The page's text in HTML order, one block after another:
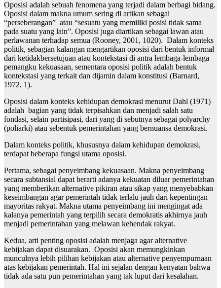
Oposisi adalah sebuah fenomena yang terjadi dalam berbagi bidang.
Oposisi dalam makna umum sering di artikan sebagai
“perseberangan” atau “sesuatu yang memiliki posisi tidak sama
pada suatu yang lain”. Oposisi juga diartikan sebagai lawan atau
perlawanan terhadap semua (Rooney, 2001, 1020). Dalam konteks
politik, sebagian kalangan mengartikan oposisi dari bentuk informal
dari ketidakbersetujuan atau kontekstasi di antra lembaga-lembaga
pemangku kekuasaan, sementara oposisi politik adalah bentuk
kontekstasi yang terkait dan dijamin dalam konstitusi (Barnard,
1972, 1).
Oposisi dalam konteks kehidupan demokrasi menurut Dahl (1971)
adalah bagian yang tidak terpisahkan dan menjadi salah satu
fondasi, selain partisipasi, dari yang di sebutnya sebagai polyarchy
(poliarki) atau sebentuk pemerintahan yang bernuansa demokrasi.
Dalam konteks politik, khususnya dalam kehidupan demokrasi,
terdapat beberapa fungsi utama oposisi.
Pertama, sebagai penyeimbang kekuasaan. Makna penyeimbang
secara subtansial dapat berarti adanya kekuatan diluar pemerintahan
yang memberikan alternative pikiran atau sikap yang menyebabkan
keseimbangan agar pemerintah tidak terlalu jauh dari kepentingan
mayoritas rakyat. Makna utama penyeimbang ini mengingat ada
kalanya pemerintah yang terpilih secara demokratis akhirnya jauh
menjadi pemerintahan yang melawan kehendak rakyat.
Kedua, arti penting oposisi adalah menjaga agar alternative
kebijakan dapat disuarakan. Oposisi akan memungkinkan
munculnya lebih pilihan kebijakan atau alternative penyempurnaan
atas kebijakan pemerintah. Hal ini sejalan dengan kenyatan bahwa
tidak ada satu pun pemerintahan yang tak luput dari kesalahan.